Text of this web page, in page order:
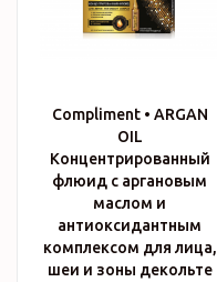
Compliment • ARGAN
OIL
Концентрированный
флюид с аргановым
маслом и
антиоксидантным
комплексом для лица,
шеи и зоны декольте